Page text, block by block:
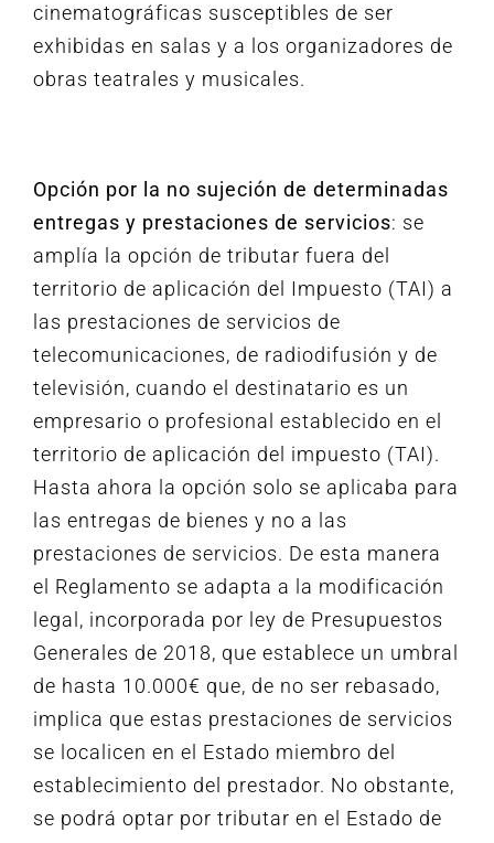
cinematográficas susceptibles de ser
exhibidas en salas y a los organizadores de
obras teatrales y musicales.
Opción por la no sujeción de determinadas
entregas y prestaciones de servicios: se
amplía la opción de tributar fuera del
territorio de aplicación del Impuesto (TAI) a
las prestaciones de servicios de
telecomunicaciones, de radiodifusión y de
televisión, cuando el destinatario es un
empresario o profesional establecido en el
territorio de aplicación del impuesto (TAI).
Hasta ahora la opción solo se aplicaba para
las entregas de bienes y no a las
prestaciones de servicios. De esta manera
el Reglamento se adapta a la modificación
legal, incorporada por ley de Presupuestos
Generales de 2018, que establece un umbral
de hasta 10.000€ que, de no ser rebasado,
implica que estas prestaciones de servicios
se localicen en el Estado miembro del
establecimiento del prestador. No obstante,
se podrá optar por tributar en el Estado de